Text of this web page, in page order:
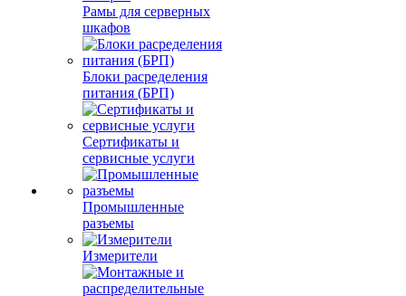
Рамы для серверных
шкафов
Блоки расределения
питания (БРП)
Сертификаты и
сервисные услуги
Промышленные
разъемы
Измерители